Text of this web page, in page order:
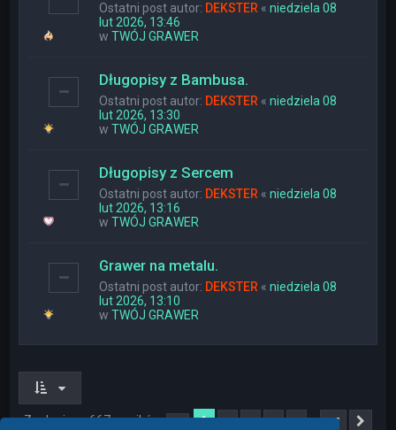
Ostatni post autor: DEKSTER «niedziela 08
lut 2026, 13:46
wTWÓJ GRAWER
Długopisy z Bambusa.
Ostatni post autor: DEKSTER «niedziela 08
lut 2026, 13:30
wTWÓJ GRAWER
Długopisy z Sercem
Ostatni post autor: DEKSTER «niedziela 08
lut 2026, 13:16
wTWÓJ GRAWER
Grawer na metalu.
Ostatni post autor: DEKSTER «niedziela 08
lut 2026, 13:10
wTWÓJ GRAWER
Znaleziono 667 wyników 1 2 3 4 5 … 27